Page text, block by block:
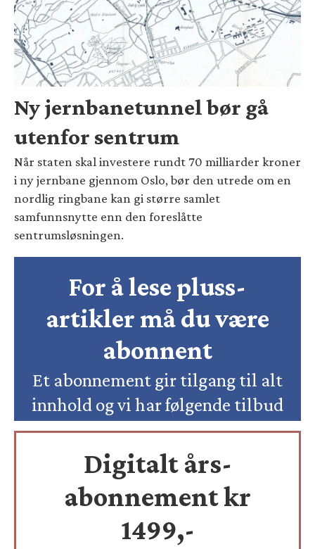
Ny jernbanetunnel bør gå
utenfor sentrum
Når staten skal investere rundt 70 milliarder kroner
i ny jernbane gjennom Oslo, bør den utrede om en
nordlig ringbane kan gi større samlet
samfunnsnytte enn den foreslåtte
sentrumsløsningen.
For å lese pluss-
artikler må du være
abonnent
Et abonnement gir tilgang til alt
innhold og vi har følgende tilbud
Digitalt års-
abonnement kr
1499,-